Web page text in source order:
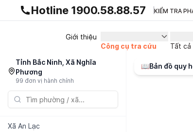
Gnhà production - v1.0.0
Hotline 1900.58.88.57 KIỂM TRA
Giới thiệu
Công cụ tra cứu
Tất cả
Tỉnh Bắc Ninh, Xã Nghĩa
Phương
99 đơn vị hành chính
Xã An Lạc
📖Bản đồ quy